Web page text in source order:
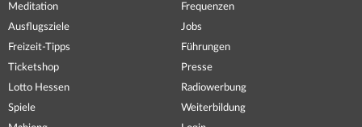
Meditation
Ausflugsziele
Freizeit-Tipps
Ticketshop
Lotto Hessen
Spiele
Frequenzen
Jobs
Führungen
Presse
Radiowerbung
Weiterbildung